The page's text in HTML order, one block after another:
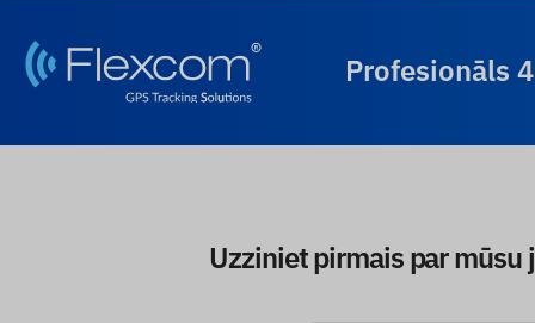
Profesionāls
Uzziniet pirmais par